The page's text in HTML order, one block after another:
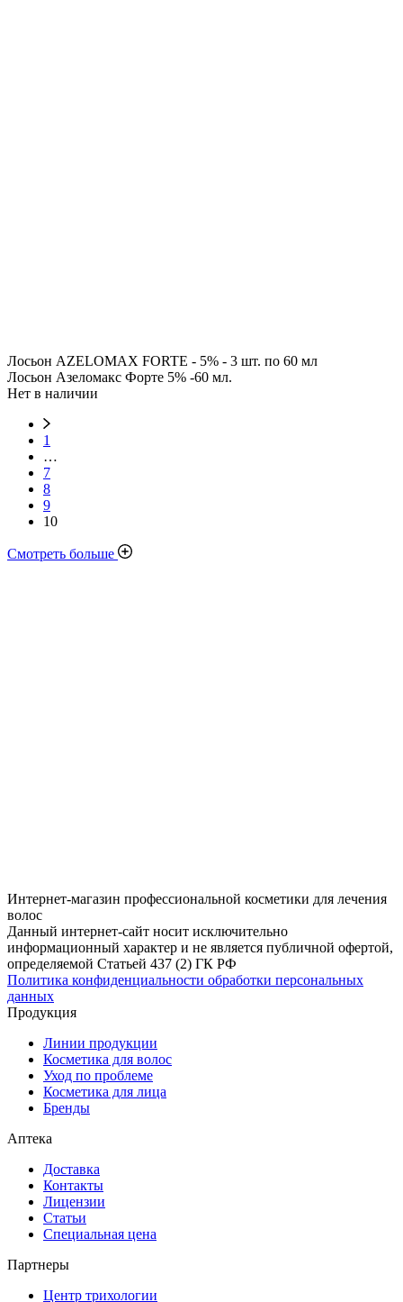
Лосьон AZELOMAX FORTE - 5% - 3 шт. по 60 мл
Лосьон Азеломакс Форте 5% -60 мл.
Нет в наличии
1
…
7
8
9
10
Смотреть больше
Интернет-магазин профессиональной косметики для лечения
волос
Данный интернет-сайт носит исключительно
информационный характер и не является публичной офертой,
определяемой Статьей 437 (2) ГК РФ
Политика конфиденциальности обработки персональных
данных
Продукция
Линии продукции
Косметика для волос
Уход по проблеме
Косметика для лица
Бренды
Аптека
Доставка
Контакты
Лицензии
Статьи
Специальная цена
Партнеры
Центр трихологии